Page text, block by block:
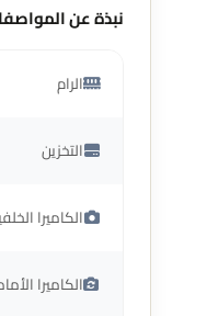
نبذة عن
الرام
التخزين
الكاميرا
الكاميرا